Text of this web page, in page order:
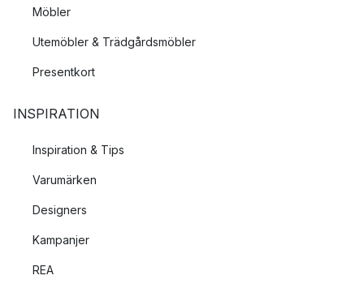
Möbler
Utemöbler & Trädgårdsmöbler
Presentkort
INSPIRATION
Inspiration & Tips
Varumärken
Designers
Kampanjer
REA